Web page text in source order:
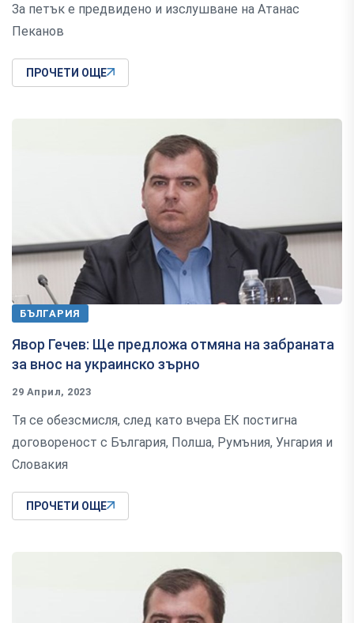
За петък е предвидено и изслушване на Атанас
Пеканов
ПРОЧЕТИ ОЩЕ
БЪЛГАРИЯ
Явор Гечев: Ще предложа отмяна на забраната
за внос на украинско зърно
29 Април, 2023
Тя се обезсмисля, след като вчера ЕК постигна
договореност с България, Полша, Румъния, Унгария и
Словакия
ПРОЧЕТИ ОЩЕ